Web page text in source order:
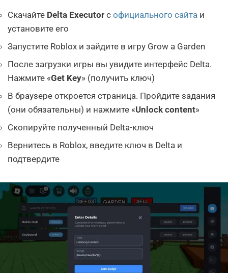
Скачайте Delta Executor с официального сайта и
установите его
Запустите Roblox и зайдите в игру Grow a Garden
После загрузки игры вы увидите интерфейс Delta.
Нажмите «Get Key» (получить ключ)
В браузере откроется страница. Пройдите задания
(они обязательны) и нажмите «Unlock content»
Скопируйте полученный Delta-ключ
Вернитесь в Roblox, введите ключ в Delta и
подтвердите